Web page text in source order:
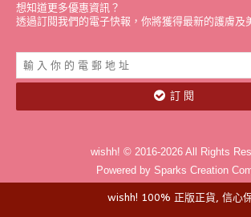
想知道更多優惠資訊？
透過訂閱我們的電子快報，你將獲得最新的護膚及
訂 閱
wishh! © 2016-2026 All Rights
Powered by Sparks Creation
wishh! 100% 正版正貨, 信心